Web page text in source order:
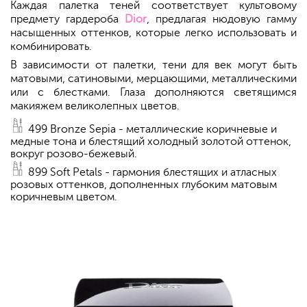
Каждая палетка теней соответствует культовому
предмету гардероба
Dior, предлагая нюдовую гамму
насыщенных оттенков, которые легко использовать и
комбинировать.
В зависимости от палетки, тени для век могут быть
матовыми, сатиновыми, мерцающими, металлическими
или с блестками. Глаза дополняются светящимся
макияжем великолепных цветов.
499 Bronze Sepia - металлические коричневые и
медные тона и блестящий холодный золотой оттенок,
вокруг розово-бежевый.
899 Soft Petals - гармония блестящих и атласных
розовых оттенков, дополненных глубоким матовым
коричневым цветом.